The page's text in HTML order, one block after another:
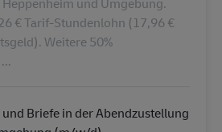
€ Tarif-Stundenlohn (17,96 €
Weitere 50%
Briefe in der Abendzustellung